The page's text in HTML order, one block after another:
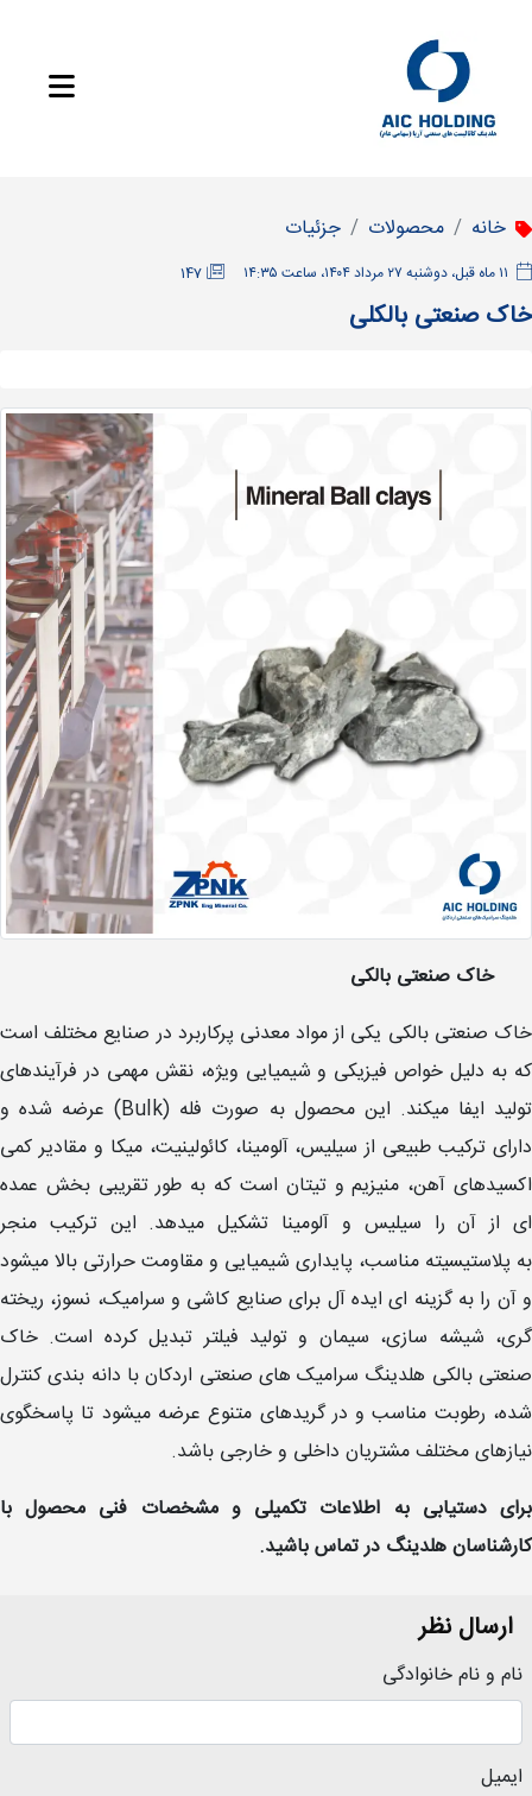
خانه محصولات جزئیات
147
خاک صنعتی بالکلی
خاک صنعتی بالکی
خاک صنعتی بالکی یکی از مواد معدنی پرکاربرد در صنایع مختلف است
که به دلیل خواص فیزیکی و شیمیایی ویژه، نقش مهمی در فرآیندهای
تولید ایفا میکند. این محصول به صورت فله (Bulk) عرضه شده و
دارای ترکیب طبیعی از سیلیس، آلومینا، کائولینیت، میکا و مقادیر کمی
اکسیدهای آهن، منیزیم و تیتان است که به طور تقریبی بخش عمده
ای از آن را سیلیس و آلومینا تشکیل میدهد. این ترکیب منجر
به پلاستیسیته مناسب، پایداری شیمیایی و مقاومت حرارتی بالا میشود
و آن را به گزینه ای ایده آل برای صنایع کاشی و سرامیک، نسوز، ریخته
گری، شیشه سازی، سیمان و تولید فیلتر تبدیل کرده است. خاک
صنعتی بالکی هلدینگ سرامیک های صنعتی اردکان با دانه بندی کنترل
شده، رطوبت مناسب و در گریدهای متنوع عرضه میشود تا پاسخگوی
نیازهای مختلف مشتریان داخلی و خارجی باشد.
برای دستیابی به اطلاعات تکمیلی و مشخصات فنی محصول با
کارشناسان هلدینگ در تماس باشید.
ارسال نظر
نام و نام خانوادگی
ایمیل